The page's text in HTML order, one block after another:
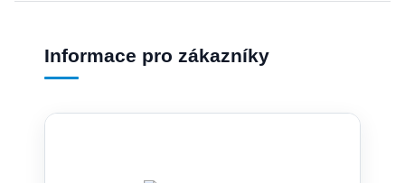
Informace pro zákazníky